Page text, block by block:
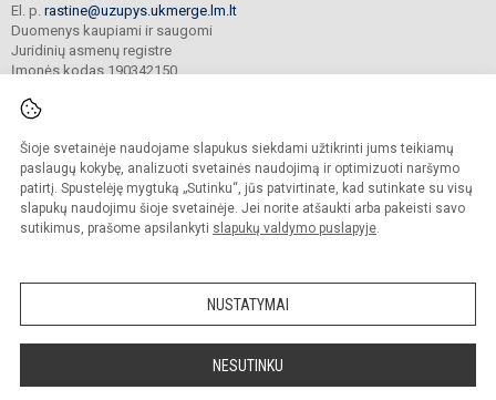
Šioje svetainėje naudojame slapukus siekdami užtikrinti jums teikiamų
paslaugų kokybę, analizuoti svetainės naudojimą ir optimizuoti naršymo
patirtį. Spustelėję mygtuką „Sutinku“, jūs patvirtinate, kad sutinkate su visų
slapukų naudojimu šioje svetainėje. Jei norite atšaukti arba pakeisti savo
sutikimus, prašome apsilankyti slapukų valdymo puslapyje.
NUSTATYMAI
NESUTINKU
El. p. rastine@uzupys.ukmerge.lm.lt
Duomenys kaupiami ir saugomi
Juridinių asmenų registre
Įmonės kodas 190342150
© 2022. Ukmergės Užupio pagrindinė mokykla. Visos teisės saugomos.
Kopijuoti turinį be raštiško įstaigos administracijos sutikimo griežtai draudžiama.
Prieinamumo paraiška Slapukų valdymas
Sumanus būdas atnaujinti